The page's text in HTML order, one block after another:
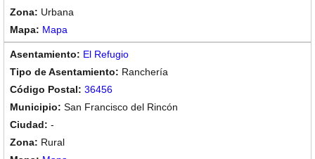
Urbana
Mapa
El Refugio
Ranchería
36456
San Francisco del Rincón
-
Rural